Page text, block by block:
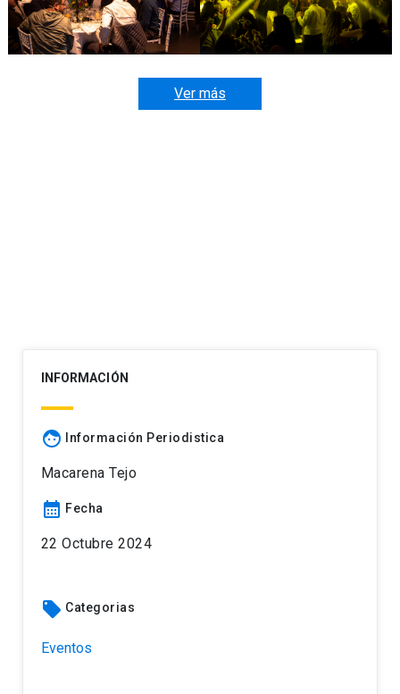
Ver más
INFORMACIÓN
face Información Periodistica
Macarena Tejo
calendar_month Fecha
22 Octubre 2024
local_offer Categorias
Eventos